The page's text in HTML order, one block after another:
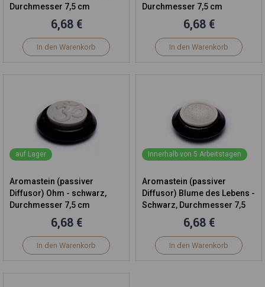
Durchmesser 7,5 cm
6,68 €
In den Warenkorb
Durchmesser 7,5 cm
6,68 €
In den Warenkorb
auf Lager
Aromastein (passiver
Diffusor) Ohm - schwarz,
Durchmesser 7,5 cm
6,68 €
In den Warenkorb
Innerhalb von 5 Arbeitstagen
Aromastein (passiver
Diffusor) Blume des Lebens -
Schwarz, Durchmesser 7,5
6,68 €
In den Warenkorb